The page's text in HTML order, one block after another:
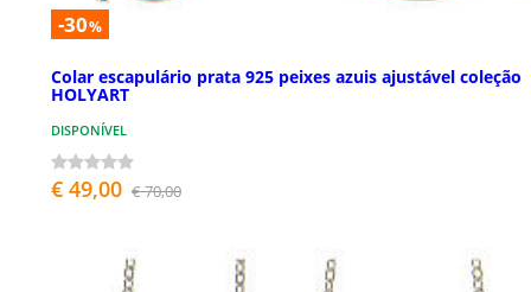
-30%
Colar escapulário prata 925 peixes azuis ajustável coleção
HOLYART
DISPONÍVEL
€ 49,00 € 70,00